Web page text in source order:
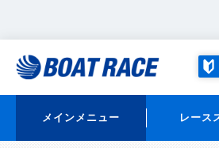
メインメニュー レース